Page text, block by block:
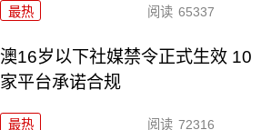
最热 阅读 65337
澳16岁以下社媒禁令正式生效 10
家平台承诺合规
最热 阅读 72316